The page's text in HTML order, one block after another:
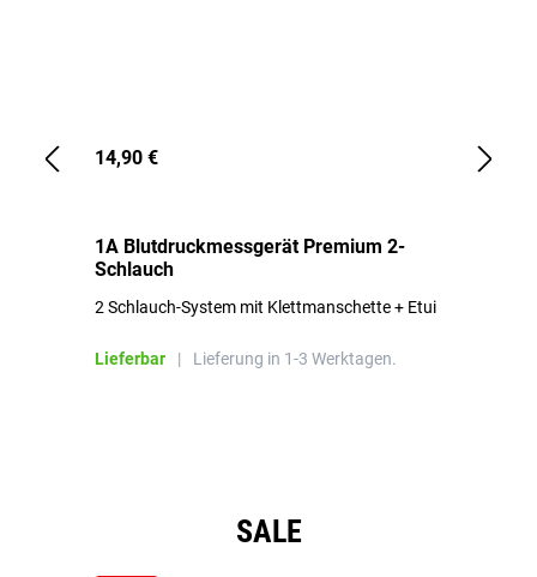
14,90 €
1A Blutdruckmessgerät Premium 2-
Schlauch
2 Schlauch-System mit Klettmanschette + Etui
Lieferbar | Lieferung in 1-3 Werktagen.
SALE